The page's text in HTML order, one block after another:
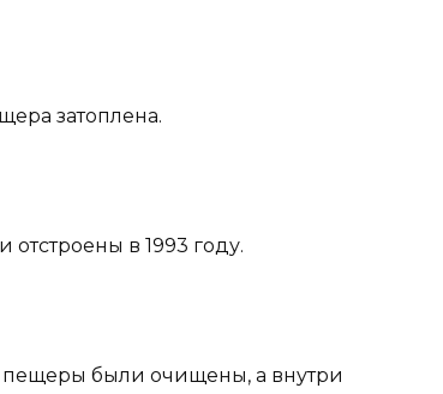
затоплена.
в 1993 году.
были очищены, а внутри